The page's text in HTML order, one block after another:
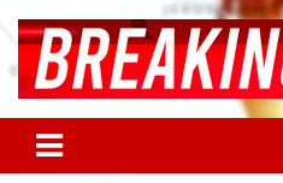
Princenews